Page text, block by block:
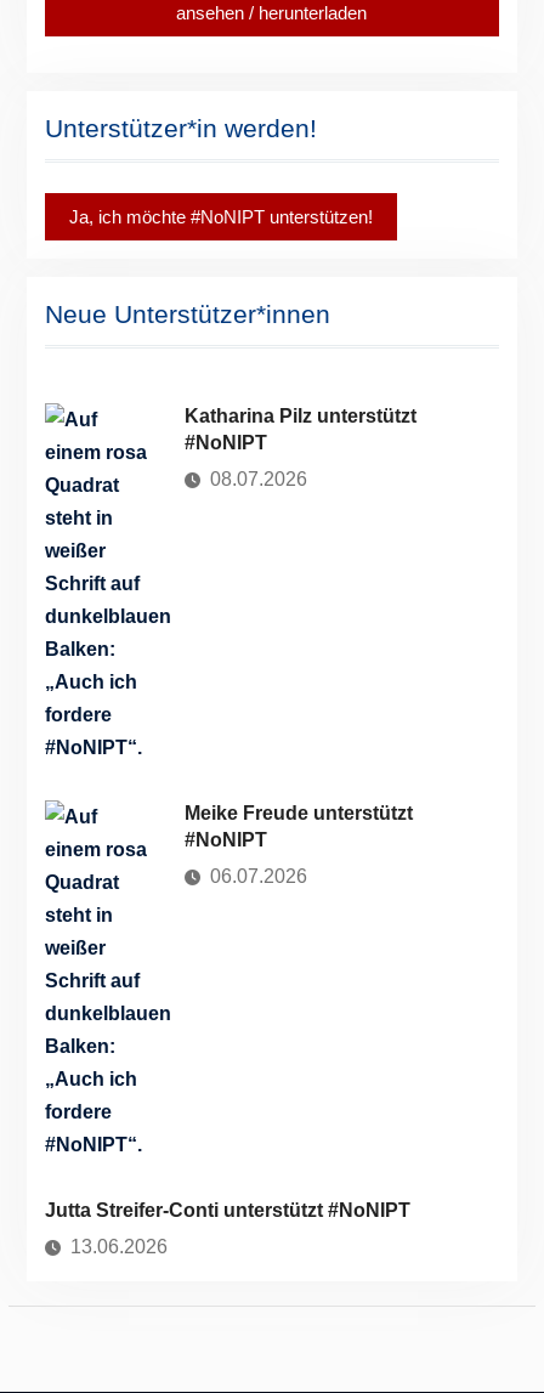
ansehen / herunterladen
Unterstützer*in werden!
Ja, ich möchte #NoNIPT unterstützen!
Neue Unterstützer*innen
Katharina Pilz unterstützt
#NoNIPT
08.07.2026
Meike Freude unterstützt
#NoNIPT
06.07.2026
Jutta Streifer-Conti unterstützt #NoNIPT
13.06.2026